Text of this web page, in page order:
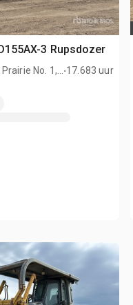
3 Rupsdozer
No. 1,
.17.683 uur